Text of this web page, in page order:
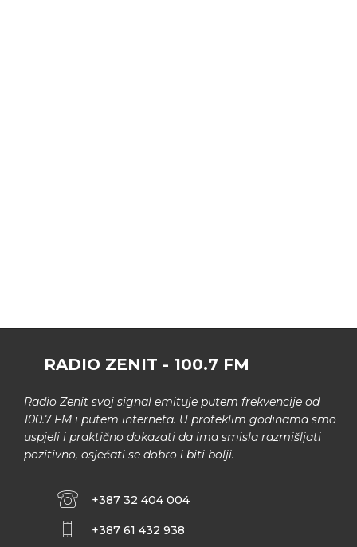
RADIO ZENIT - 100.7 FM
Radio Zenit svoj signal emituje putem frekvencije od
100.7 FM i putem interneta. U proteklim godinama smo
uspjeli i praktično dokazati da ima smisla razmišljati
pozitivno, osjećati se dobro i biti bolji.
+387 32 404 004
+387 61 432 938